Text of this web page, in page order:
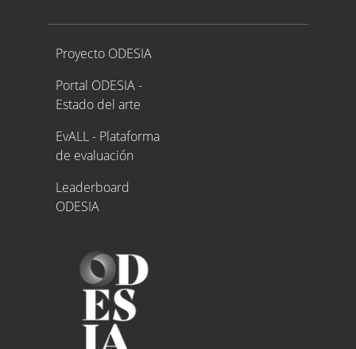
Proyecto ODESIA
Proyecto ODESIA
Portal ODESIA -
Estado del arte
EvALL - Plataforma
de evaluación
Leaderboard
ODESIA